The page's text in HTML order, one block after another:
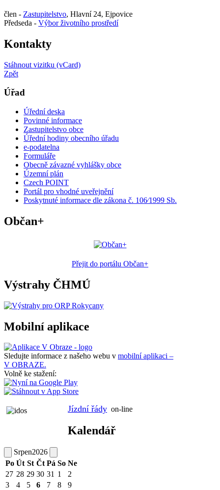
člen - Zastupitelstvo, Hlavní 24, Ejpovice
Předseda - Výbor životního prostředí
Kontakty
Stáhnout vizitku (vCard)
Zpět
Úřad
Úřední deska
Povinné informace
Zastupitelstvo obce
Úřední hodiny obecního úřadu
e-podatelna
Formuláře
Obecně závazné vyhlášky obce
Územní plán
Czech POINT
Portál pro vhodné uveřejnění
Poskytnuté informace dle zákona č. 106⁄1999 Sb.
Občan+
Přejit do portálu Občan+
Výstrahy ČHMÚ
Mobilní aplikace
Sledujte informace z našeho webu v mobilní aplikaci –
V OBRAZE.
Volně ke stažení:
Jízdní řády on-line
Kalendář
Srpen2026
Po Út St Čt Pá So Ne
27 28 29 30 31 1
2
3
4 5 6 7 8 9